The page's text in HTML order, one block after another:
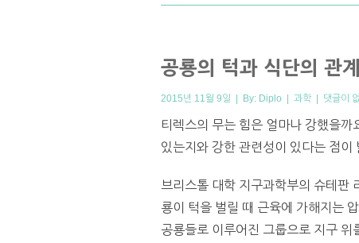
공룡의 턱과 식단의 관계
2015년 11월 9일 | By: Diplo | 과학 | 댓글이
티렉스의 무는 힘은 얼마나 강했을
있는지와 강한 관련성이 있다는 점이
브리스톨 대학 지구과학부의 슈테판
룡이 턱을 벌릴 때 근육에 가해지는
공룡들로 이루어진 그룹으로 지구